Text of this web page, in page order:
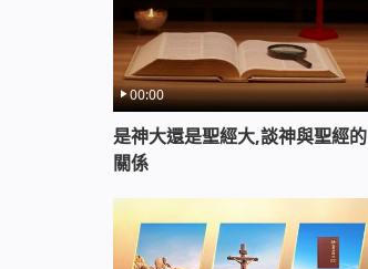
00:00
是神大還是聖經大,談神與聖經的
關係